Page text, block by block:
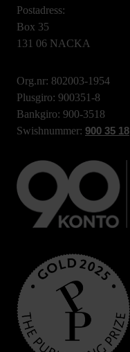
Postadress:
Box 35
131 06 NACKA
Org.nr: 802003-1954
Plusgiro: 900351-8
Bankgiro: 900-3518
Swishnummer: 900 35 18